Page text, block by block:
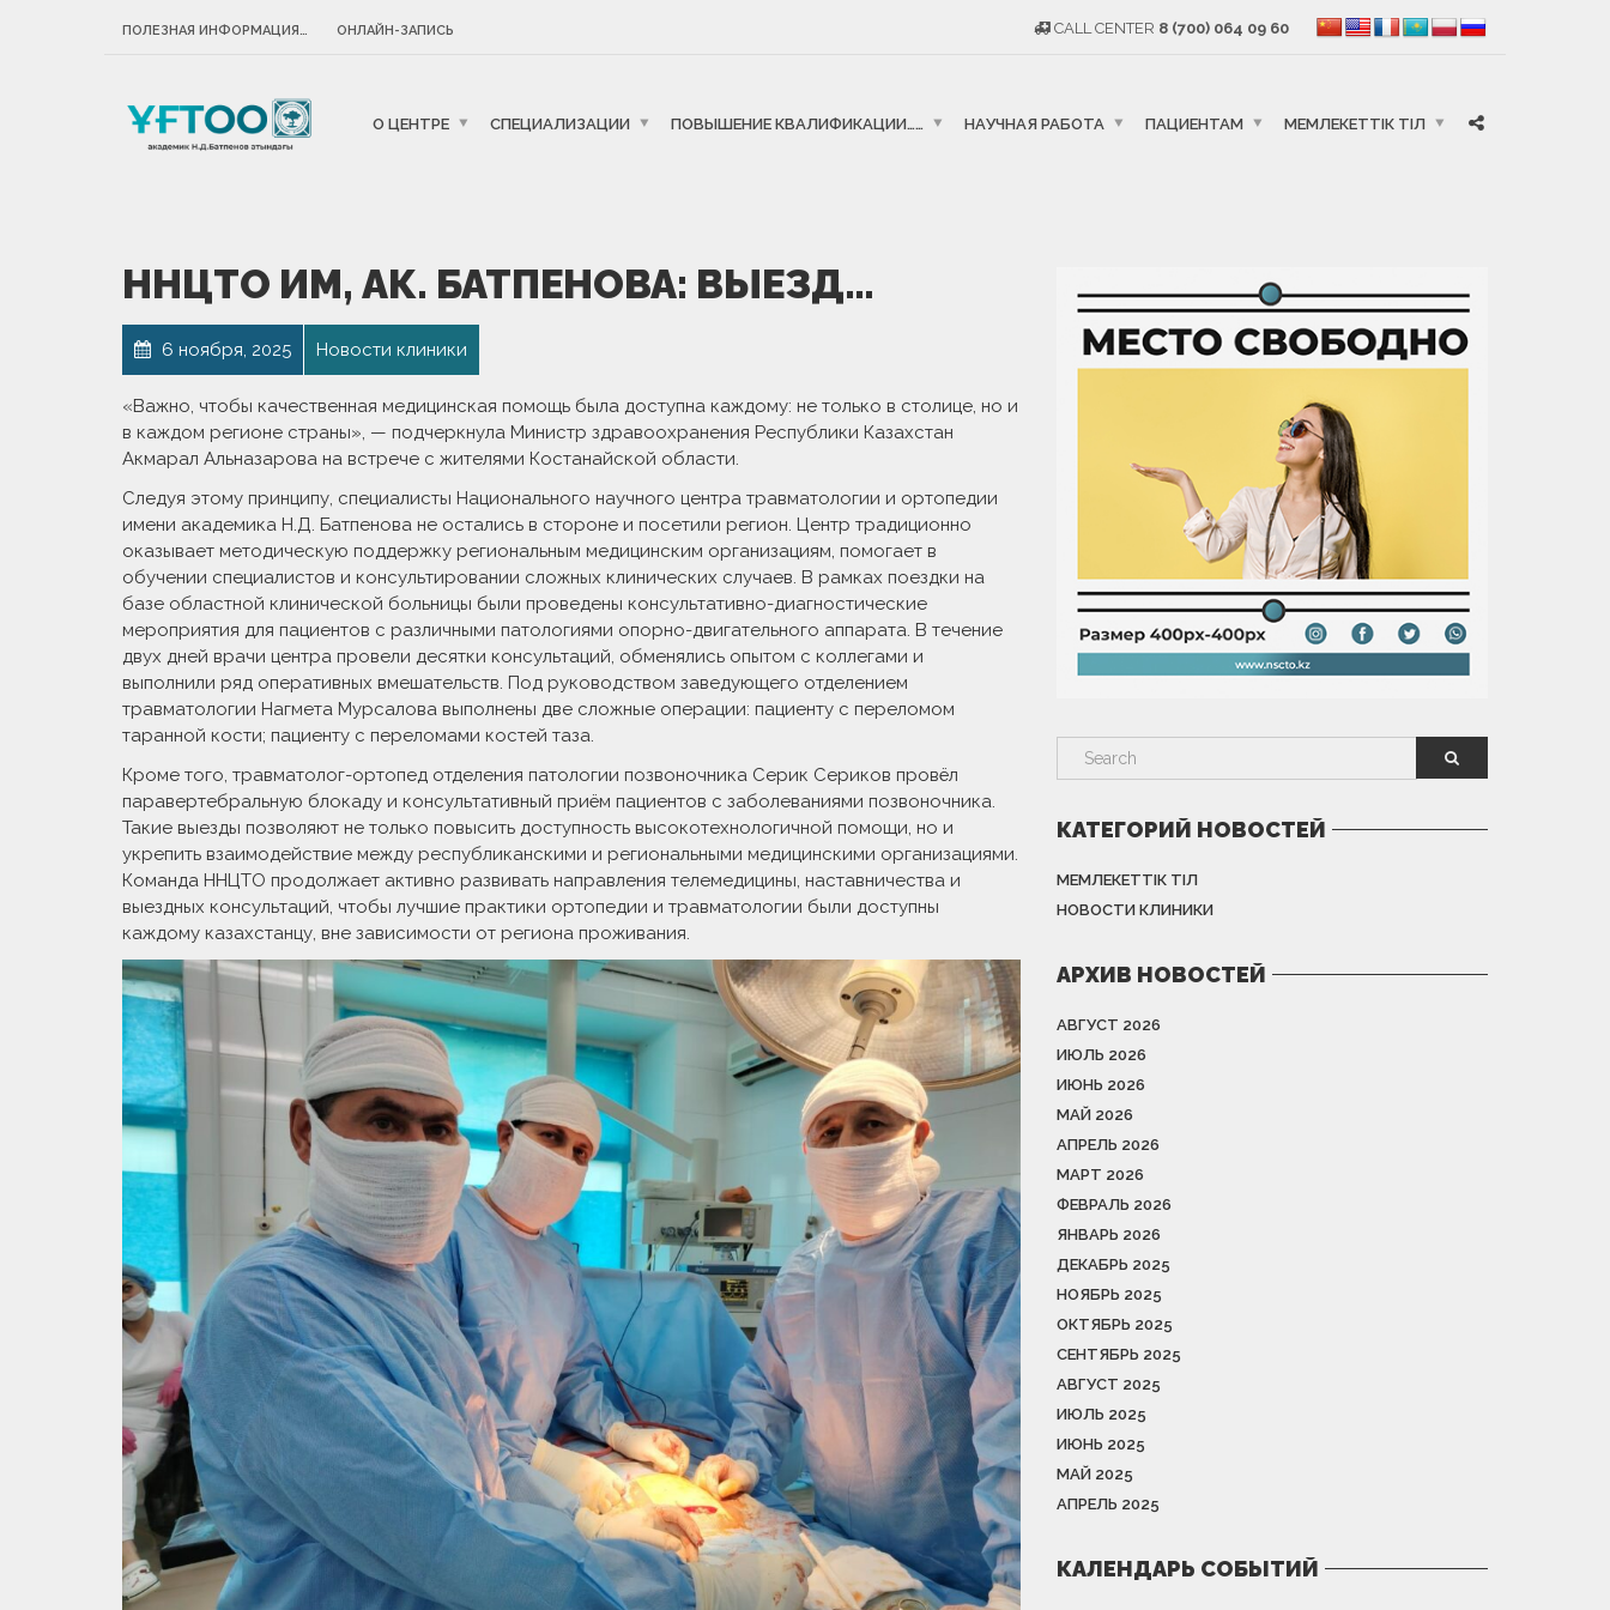
ПОЛЕЗНАЯ ИНФОРМАЦИЯ… ОНЛАЙН-ЗАПИСЬ CALL CENTER 8 (700) 064 09 60
О ЦЕНТРЕ СПЕЦИАЛИЗАЦИИ ПОВЫШЕНИЕ КВАЛИФИКАЦИИ…… НАУЧНАЯ РАБОТА ПАЦИЕНТАМ МЕМЛЕКЕТТІК ТІЛ
ННЦТО ИМ, АК. БАТПЕНОВА: ВЫЕЗД…
6 ноября, 2025 Новости клиники
«Важно, чтобы качественная медицинская помощь была доступна каждому: не только в столице, но и
в каждом регионе страны», — подчеркнула Министр здравоохранения Республики Казахстан
Акмарал Альназарова на встрече с жителями Костанайской области.
Следуя этому принципу, специалисты Национального научного центра травматологии и ортопедии
имени академика Н.Д. Батпенова не остались в стороне и посетили регион. Центр традиционно
оказывает методическую поддержку региональным медицинским организациям, помогает в
обучении специалистов и консультировании сложных клинических случаев. В рамках поездки на
базе областной клинической больницы были проведены консультативно-диагностические
мероприятия для пациентов с различными патологиями опорно-двигательного аппарата. В течение
двух дней врачи центра провели десятки консультаций, обменялись опытом с коллегами и
выполнили ряд оперативных вмешательств. Под руководством заведующего отделением
травматологии Нагмета Мурсалова выполнены две сложные операции: пациенту с переломом
таранной кости; пациенту с переломами костей таза.
Кроме того, травматолог-ортопед отделения патологии позвоночника Серик Сериков провёл
паравертебральную блокаду и консультативный приём пациентов с заболеваниями позвоночника.
Такие выезды позволяют не только повысить доступность высокотехнологичной помощи, но и
укрепить взаимодействие между республиканскими и региональными медицинскими организациями.
Команда ННЦТО продолжает активно развивать направления телемедицины, наставничества и
выездных консультаций, чтобы лучшие практики ортопедии и травматологии были доступны
каждому казахстанцу, вне зависимости от региона проживания.
КАТЕГОРИЙ НОВОСТЕЙ
МЕМЛЕКЕТТІК ТІЛ
НОВОСТИ КЛИНИКИ
АРХИВ НОВОСТЕЙ
АВГУСТ 2026
ИЮЛЬ 2026
ИЮНЬ 2026
МАЙ 2026
АПРЕЛЬ 2026
МАРТ 2026
ФЕВРАЛЬ 2026
ЯНВАРЬ 2026
ДЕКАБРЬ 2025
НОЯБРЬ 2025
ОКТЯБРЬ 2025
СЕНТЯБРЬ 2025
АВГУСТ 2025
ИЮЛЬ 2025
ИЮНЬ 2025
МАЙ 2025
АПРЕЛЬ 2025
КАЛЕНДАРЬ СОБЫТИЙ